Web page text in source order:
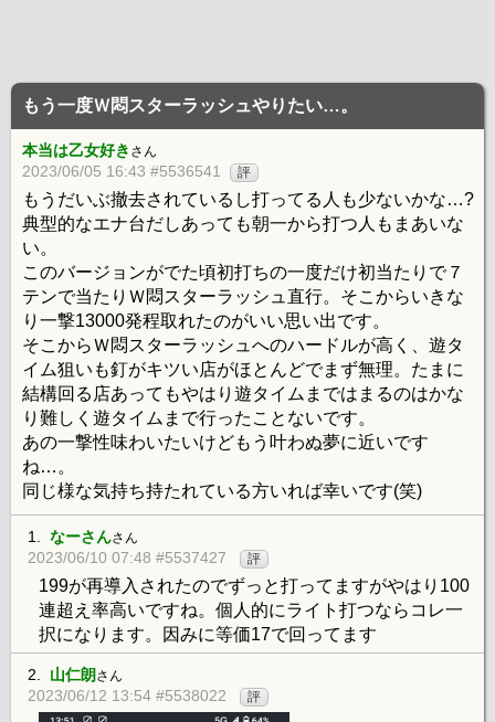
もう一度Ｗ悶スターラッシュやりたい…。
本当は乙女好き さん
2023/06/05 16:43 #5536541 評
もうだいぶ撤去されているし打ってる人も少ないかな…?
典型的なエナ台だしあっても朝一から打つ人もまあいな
い。
このバージョンがでた頃初打ちの一度だけ初当たりで７
テンで当たりＷ悶スターラッシュ直行。そこからいきな
り一撃13000発程取れたのがいい思い出です。
そこからＷ悶スターラッシュへのハードルが高く、遊タ
イム狙いも釘がキツい店がほとんどでまず無理。たまに
結構回る店あってもやはり遊タイムまではまるのはかな
り難しく遊タイムまで行ったことないです。
あの一撃性味わいたいけどもう叶わぬ夢に近いです
ね…。
同じ様な気持ち持たれている方いれば幸いです(笑)
1. なーさんさん
2023/06/10 07:48 #5537427 評
199が再導入されたのでずっと打ってますがやはり100
連超え率高いですね。個人的にライト打つならコレ一
択になります。因みに等価17で回ってます
2. 山仁朗さん
2023/06/12 13:54 #5538022 評